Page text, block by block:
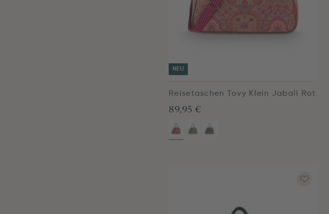
NEU
Reisetaschen Tovy Klein Jabali Rot
89,95 €